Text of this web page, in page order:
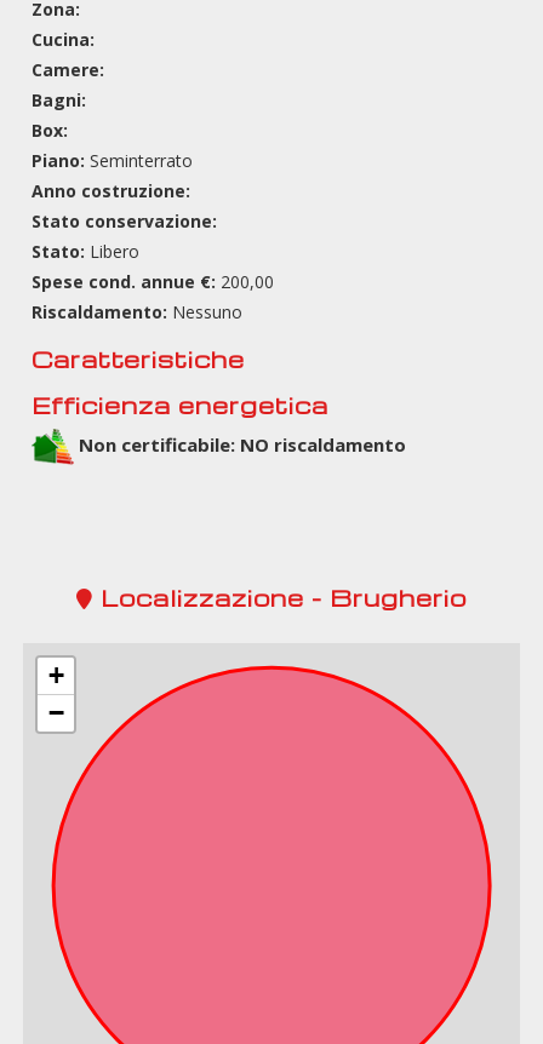
Zona:
Cucina:
Camere:
Bagni:
Box:
Piano: Seminterrato
Anno costruzione:
Stato conservazione:
Stato: Libero
Spese cond. annue €: 200,00
Riscaldamento: Nessuno
Caratteristiche
Efficienza energetica
Non certificabile: NO riscaldamento
Localizzazione - Brugherio